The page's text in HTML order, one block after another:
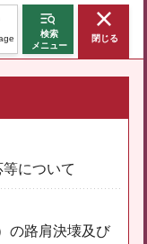
検索
メニュー
閉じる
について
の路肩決壊及び